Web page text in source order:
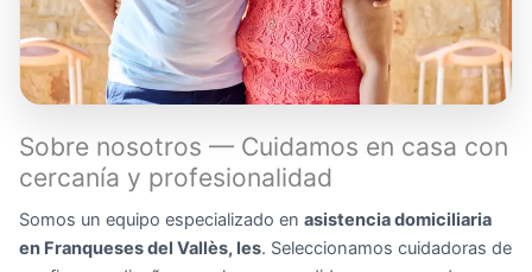
Sobre nosotros — Cuidamos en casa con
cercanía y profesionalidad
Somos un equipo especializado en asistencia domiciliaria
en Franqueses del Vallès, les. Seleccionamos cuidadoras de